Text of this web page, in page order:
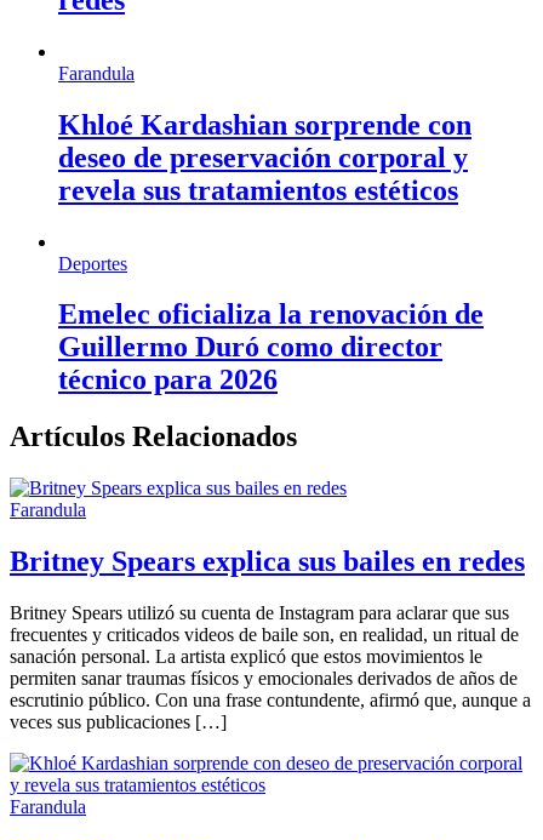
Farandula
Khloé Kardashian sorprende con
deseo de preservación corporal y
revela sus tratamientos estéticos
Deportes
Emelec oficializa la renovación de
Guillermo Duró como director
técnico para 2026
Artículos Relacionados
Farandula
Britney Spears explica sus bailes en redes
Britney Spears utilizó su cuenta de Instagram para aclarar que sus
frecuentes y criticados videos de baile son, en realidad, un ritual de
sanación personal. La artista explicó que estos movimientos le
permiten sanar traumas físicos y emocionales derivados de años de
escrutinio público. Con una frase contundente, afirmó que, aunque a
veces sus publicaciones […]
Farandula